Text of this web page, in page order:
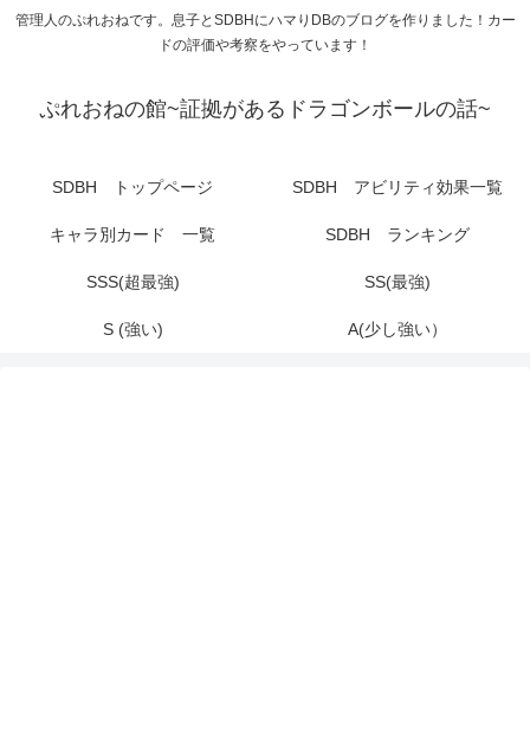
管理人のぷれおねです。息子とSDBHにハマりDBのブログを作りました！カー
ドの評価や考察をやっています！
ぷれおねの館~証拠があるドラゴンボールの話~
SDBH トップページ SDBH アビリティ効果一覧
キャラ別カード 一覧 SDBH ランキング
SSS(超最強) SS(最強)
S (強い) A(少し強い）